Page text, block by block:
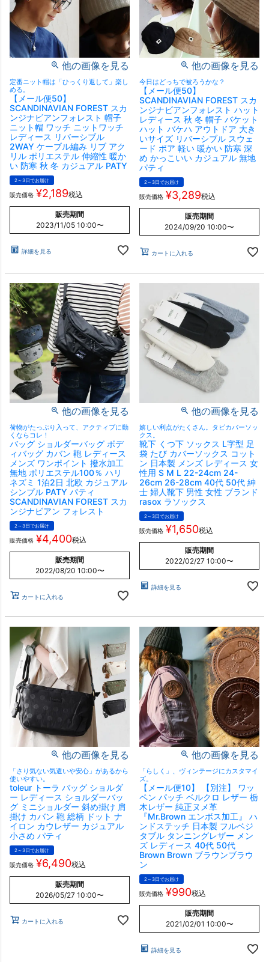
他の画像を見る
定番ニット帽は「ひっくり返して」楽し
める。
【メール便50】
SCANDINAVIAN FOREST スカ
ンジナビアンフォレスト 帽子
ニット帽 ワッチ ニットワッチ
レディース リバーシブル
2WAY ケーブル編み リブ アク
リル ポリエステル 伸縮性 暖か
い 防寒 秋 冬 カジュアル PATY
2～3日でお届け
販売価格 ¥2,189税込
販売期間
2023/11/05 10:00〜
詳細を見る
他の画像を見る
今日はどっちで被ろうかな？
【メール便50】
SCANDINAVIAN FOREST スカ
ンジナビアンフォレスト ハット
レディース 秋 冬 帽子 バケット
ハット バケハ アウトドア 大き
いサイズ リバーシブル スウェ
ード ボア 軽い 暖かい 防寒 深
め かっこいい カジュアル 無地
パティ
2～3日でお届け
販売価格 ¥3,289税込
販売期間
2024/09/20 10:00〜
カートに入れる
他の画像を見る
荷物がたっぷり入って、アクティブに動
くならコレ！
バッグ ショルダーバッグ ボデ
ィバッグ カバン 鞄 レディース
メンズ ワンポイント 撥水加工
無地 ポリエステル100％ ハリ
ネズミ 1泊2日 北欧 カジュアル
シンプル PATY パティ
SCANDINAVIAN FOREST スカ
ンジナビアン フォレスト
2～3日でお届け
販売価格 ¥4,400税込
販売期間
2022/08/20 10:00〜
カートに入れる
他の画像を見る
嬉しい利点がたくさん。タビカバーソッ
クス。
靴下 くつ下 ソックス L字型 足
袋 たび カバーソックス コット
ン 日本製 メンズ レディース 女
性用 S M L 22-24cm 24-
26cm 26-28cm 40代 50代 紳
士 婦人靴下 男性 女性 ブランド
rasox ラソックス
2～3日でお届け
販売価格 ¥1,650税込
販売期間
2022/02/27 10:00〜
詳細を見る
他の画像を見る
「さり気ない気遣いや安心」があるから
使いやすい。
toleur トーラ バッグ ショルダ
ー レディース ショルダーバッ
グ ミニショルダー 斜め掛け 肩
掛け カバン 鞄 総柄 ドット ナ
イロン カウレザー カジュアル
小さめ パティ
2～3日でお届け
販売価格 ¥6,490税込
販売期間
2026/05/27 10:00〜
カートに入れる
他の画像を見る
「らしく」、ヴィンテージにカスタマイ
ズ。
【メール便10】 【別注】 ワッ
ペン パッチ ベルクロ レザー 栃
木レザー 純正ヌメ革
『Mr.Brown エンボス加工』 ハ
ンドステッチ 日本製 フルベジ
タブル タンニングレザー メン
ズ レディース 40代 50代
Brown Brown ブラウンブラウ
ン
2～3日でお届け
販売価格 ¥990税込
販売期間
2021/02/01 10:00〜
詳細を見る